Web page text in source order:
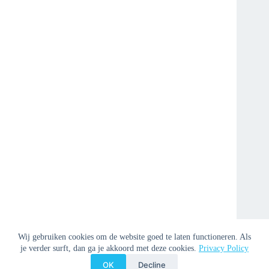
Wij gebruiken cookies om de website goed te laten functioneren. Als
je verder surft, dan ga je akkoord met deze cookies. Privacy Policy
OK Decline